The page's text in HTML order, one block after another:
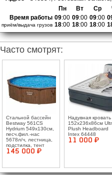
Пн
Вт Ср
Время работы
приём/выдача грузов
09:00
18:00
09:00
18:00
09:00
18:00
Часто смотрят:
Стальной бассейн
Bestway 561CS
Hydrium 549х130см,
песч.фил.-нас
5678л/ч, лестница,
подстилка, тент
145 000 ¤
Надувная кровать
152х236х86см
Plush Headboard
Intex 64448
11 000 ¤